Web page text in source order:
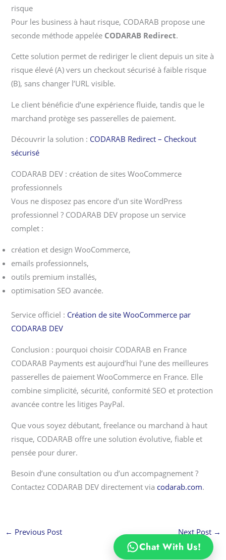
risque
Pour les business à haut risque, CODARAB propose une
seconde méthode appelée CODARAB Redirect.
Cette solution permet de rediriger le client depuis un site à
risque élevé (A) vers un checkout sécurisé à faible risque
(B), sans changer l’URL visible.
Le client bénéficie d’une expérience fluide, tandis que le
marchand protège ses passerelles de paiement.
Découvrir la solution : CODARAB Redirect – Checkout
sécurisé
CODARAB DEV : création de sites WooCommerce
professionnels
Vous ne disposez pas encore d’un site WordPress
professionnel ? CODARAB DEV propose un service
complet :
création et design WooCommerce,
emails professionnels,
outils premium installés,
optimisation SEO avancée.
Service officiel : Création de site WooCommerce par
CODARAB DEV
Conclusion : pourquoi choisir CODARAB en France
CODARAB Payments est aujourd’hui l’une des meilleures
passerelles de paiement WooCommerce en France. Elle
combine simplicité, sécurité, conformité SEO et protection
avancée contre les litiges PayPal.
Que vous soyez débutant, freelance ou marchand à haut
risque, CODARAB offre une solution évolutive, fiable et
pensée pour durer.
Besoin d’une consultation ou d’un accompagnement ?
Contactez CODARAB DEV directement via codarab.com.
← Previous Post Next Post →
Chat With Us!